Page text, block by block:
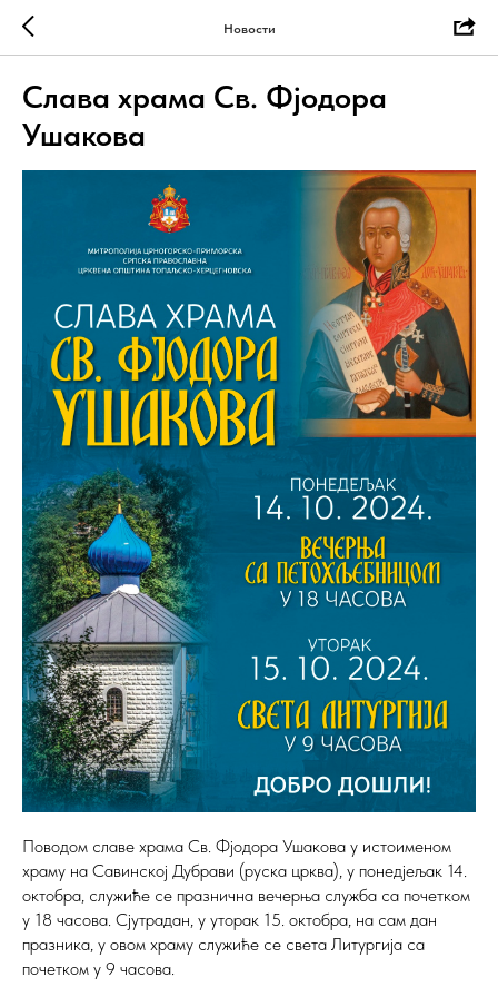
Новости
Слава храма Св. Фјодора
Ушакова
Поводом славе храма Св. Фјодора Ушакова у истоименом
храму на Савинској Дубрави (руска црква), у понедјељак 14.
октобра, служиће се празнична вечерња служба са почетком
у 18 часова. Сјутрадан, у уторак 15. октобра, на сам дан
празника, у овом храму служиће се света Литургија са
почетком у 9 часова.